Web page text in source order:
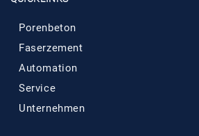
Porenbeton
Faserzement
Automation
Service
Unternehmen